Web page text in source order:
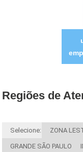
Regiões de
Selecione: ZONA
GRANDE SÃO PAULO